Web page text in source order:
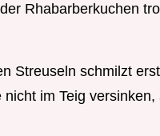
Rhabarberkuchen
Streuseln schmilzt
im Teig